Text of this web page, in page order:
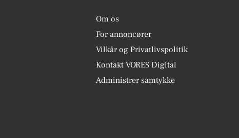
Om os
For annoncører
Vilkår og Privatlivspolitik
Kontakt VORES Digital
Administrer samtykke